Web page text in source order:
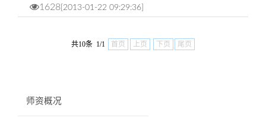
1628 [2013-01-22 09:29:36]
共10条 1/1 首页 上页 下页 尾页
师资概况